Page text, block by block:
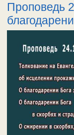
Проповедь